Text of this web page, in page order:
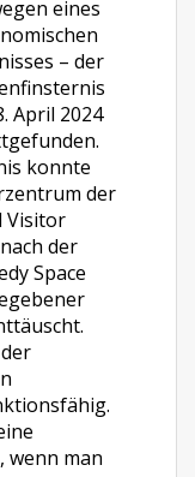
eines
– der
April 2024
konnte
der
Visitor
der
Space
wenn man